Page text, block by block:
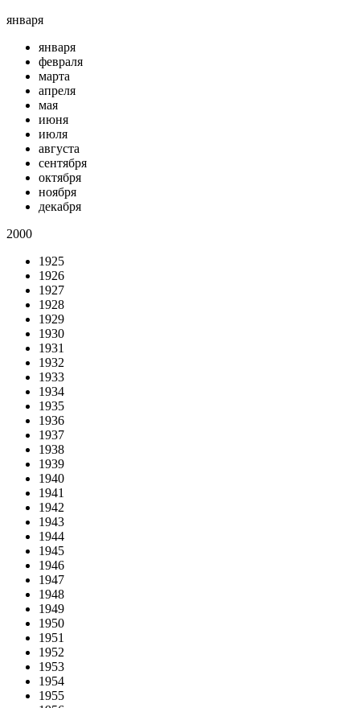
января
января
февраля
марта
апреля
мая
июня
июля
августа
сентября
октября
ноября
декабря
2000
1925
1926
1927
1928
1929
1930
1931
1932
1933
1934
1935
1936
1937
1938
1939
1940
1941
1942
1943
1944
1945
1946
1947
1948
1949
1950
1951
1952
1953
1954
1955